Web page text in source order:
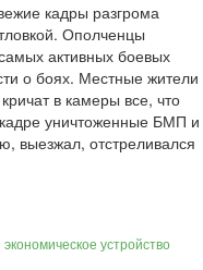
кадры разгрома
Ополченцы
активных боевых
о боях. Местные жители
в камеры все, что
уничтоженные БМП и
выезжал, отстреливался
устройство